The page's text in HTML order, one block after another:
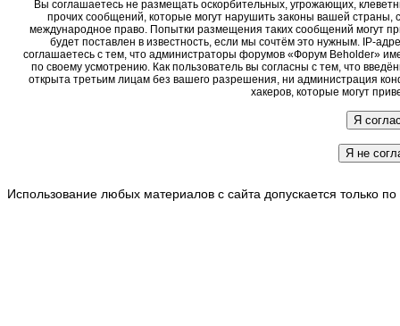
Вы соглашаетесь не размещать оскорбительных, угрожающих,
прочих сообщений, которые могут нарушить законы вашей страны,
международное право. Попытки размещения таких сообщений могут
будет поставлен в известность, если мы сочтём это нужным. IP-
соглашаетесь с тем, что администраторы форумов «Форум Beholder»
по своему усмотрению. Как пользователь вы согласны с тем, что
открыта третьим лицам без вашего разрешения, ни администрация
хакеров, которые могут
Использование любых материалов с сайта допускается только